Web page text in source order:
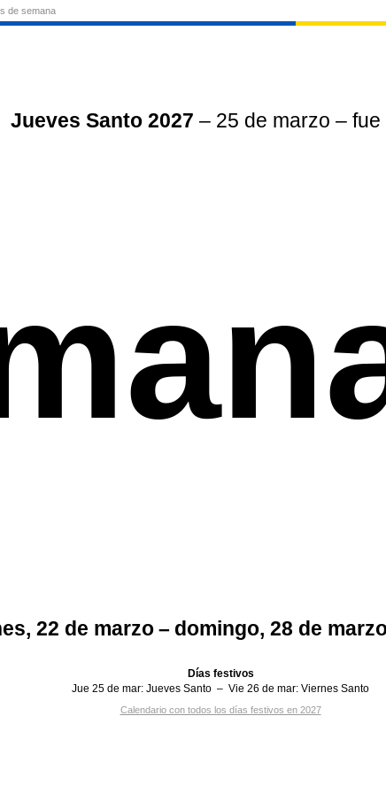
Jueves Santo 2027 – 25 de marzo – fue
22 de marzo – domingo, 28 de
Días festivos
Jue 25 de mar: Jueves Santo – Vie 26 de mar: Viernes Santo
Calendario con todos los días festivos en 2027
de semana